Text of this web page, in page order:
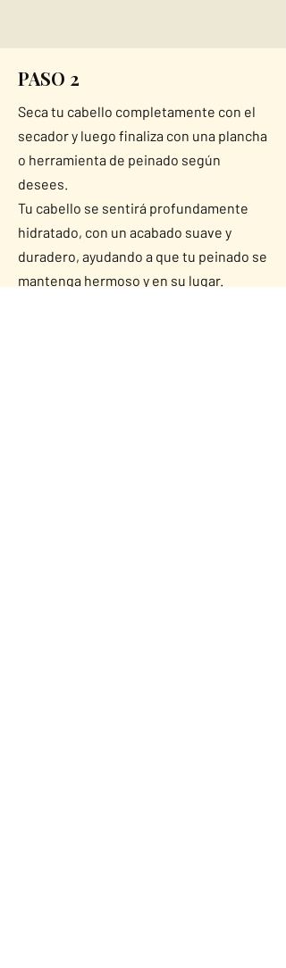
PASO 2
Seca tu cabello completamente con el
secador y luego finaliza con una plancha
o herramienta de peinado según
desees.
Tu cabello se sentirá profundamente
hidratado, con un acabado suave y
duradero, ayudando a que tu peinado se
mantenga hermoso y en su lugar.